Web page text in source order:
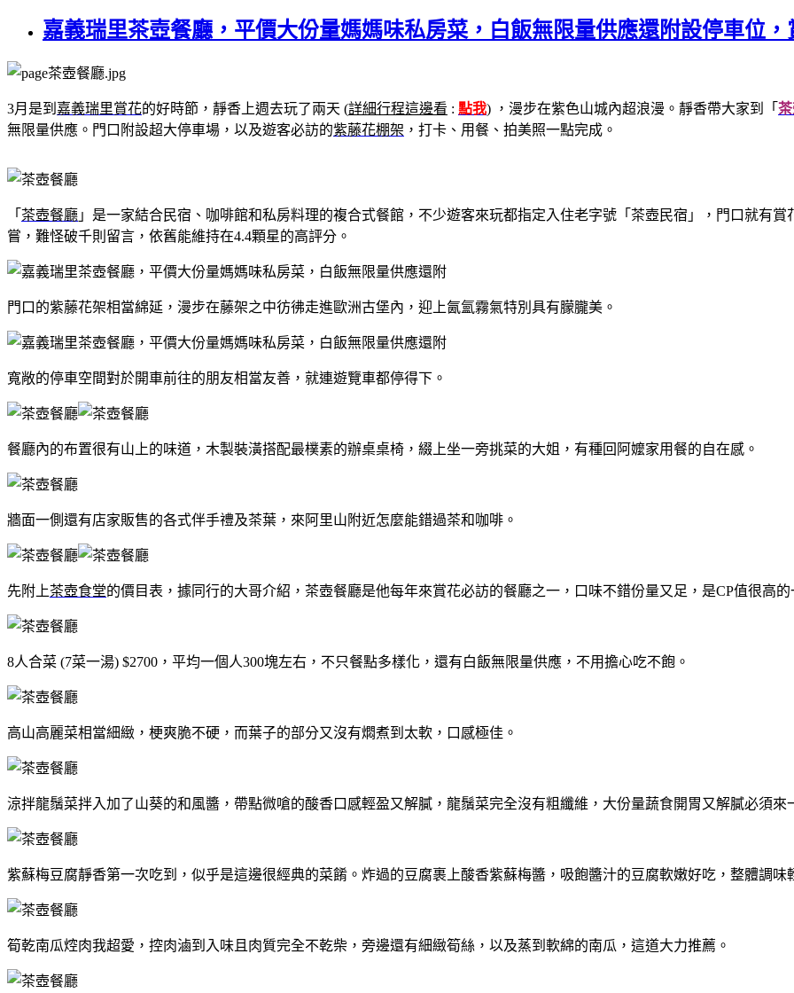
嘉義瑞里茶壺餐廳，平價大份量媽媽味私房菜，白飯無限量供應還附設停車位
3月是到 嘉義瑞里賞花的好時節 ， 靜香上週去玩了兩天 (詳細行程這邊看 : 點我) ，漫步在紫色山城內超浪漫。靜香帶大家到「
無限量供應。門口附設超大停車場，以及遊客必訪的紫藤花棚架 ，打卡、用餐、拍美照一點完成。
「 茶壺餐廳 」是一家結合民宿、咖啡館和私房料理的複合式餐館，不少遊客來玩都指定入住老字號「茶壺民宿」，門口就有
嘗，難怪破千則留言，依舊能維持在4.4顆星的高評分。
門口的紫藤花架相當綿延，漫步在藤架之中彷彿走進歐洲古堡內，迎上氤氳霧氣特別具有朦朧美。
寬敞的停車空間對於開車前往的朋友相當友善，就連遊覽車都停得下。
餐廳內的布置很有山上的味道，木製裝潢搭配最樸素的辦桌桌椅，綴上坐一旁挑菜的大姐，有種回阿嬤家用餐的自在感。
牆面一側還有店家販售的各式伴手禮及茶葉，來阿里山附近怎麼能錯過茶和咖啡。
先附上茶壺食堂的價目表，據同行的大哥介紹，茶壺餐廳是他每年來賞花必訪的餐廳之一，口味不錯份量又足，是CP值很高的
8人合菜 (7菜一湯) $2700，平均一個人300塊左右，不只餐點多樣化，還有白飯無限量供應，不用擔心吃不飽。
高山高麗菜相當細緻，梗爽脆不硬，而葉子的部分又沒有燜煮到太軟，口感極佳。
涼拌龍鬚菜拌入加了山葵的和風醬，帶點微嗆的酸香口感輕盈又解膩，龍鬚菜完全沒有粗纖維，大份量蔬食開胃又解膩必須來
紫蘇梅豆腐靜香第一次吃到，似乎是這邊很經典的菜餚。炸過的豆腐裹上酸香紫蘇梅醬，吸飽醬汁的豆腐軟嫩好吃，整體調
筍乾南瓜焢肉我超愛，控肉滷到入味且肉質完全不乾柴，旁邊還有細緻筍絲，以及蒸到軟綿的南瓜，這道大力推薦。